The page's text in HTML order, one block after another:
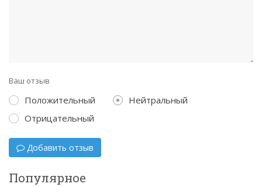
Ваш отзыв
Положительный
Нейтральный
Отрицательный
Добавить отзыв
Популярное